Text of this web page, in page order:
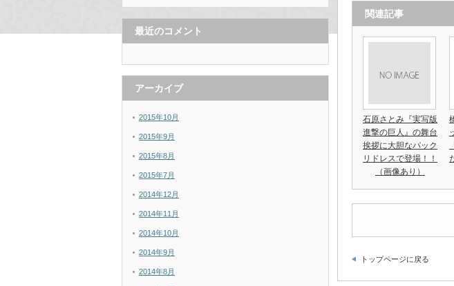
関連記事
石原さとみ『実写版
進撃の巨人』の舞台
挨拶に大胆なパック
リドレスで登場！！
（画像あり）
トップページに戻る
最近のコメント
アーカイブ
2015年10月
2015年9月
2015年8月
2015年7月
2014年12月
2014年11月
2014年10月
2014年9月
2014年8月